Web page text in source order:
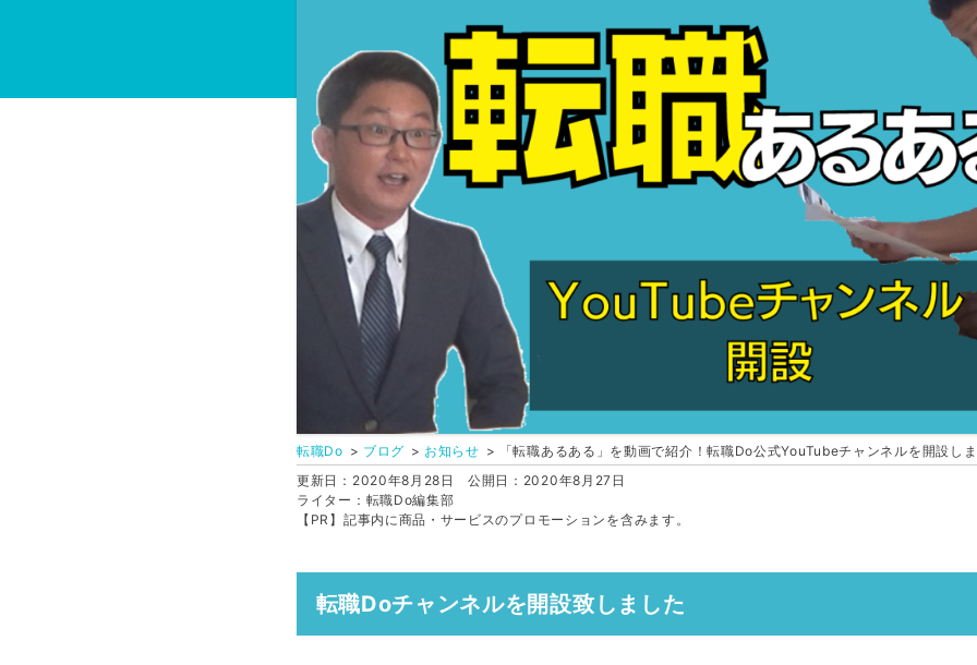
転職Do ブログ お知らせ
「転職あるある」を動画で紹介！転職Do公式YouTubeチャンネルを開設し
更新日：2020年8月28日
公開日：2020年8月27日
ライター：転職Do編集部
【PR】記事内に商品・サービスのプロモーションを含みます。
転職Doチャンネルを開設致しました